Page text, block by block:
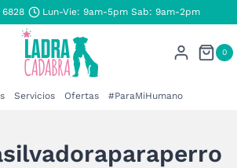
Lun-Vie: 9am-5pm Sab: 9am-2pm
0
Servicios Ofertas #ParaMiHumano